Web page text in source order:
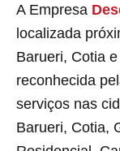
A Empresa
localizada
Barueri, Cotia
reconhecida
serviços nas
Barueri, Cotia,